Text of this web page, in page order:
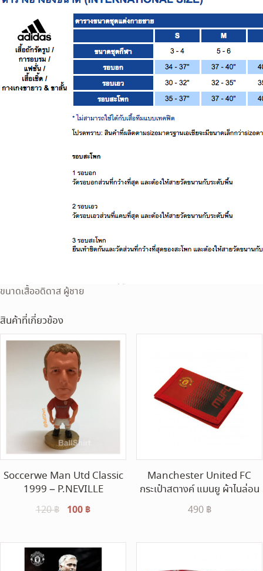
ขนาดเสื้ออดิดาส ผู้ชาย
สินค้าที่เกี่ยวข้อง
Soccerwe Man Utd Classic
1999 – P.NEVILLE
120฿
Original
was:
120 ฿.
100 ฿Current
is:
Manchester United FC
กระเป๋าสตางค์ แมนยู ผ้าไนล่อน
490 ฿